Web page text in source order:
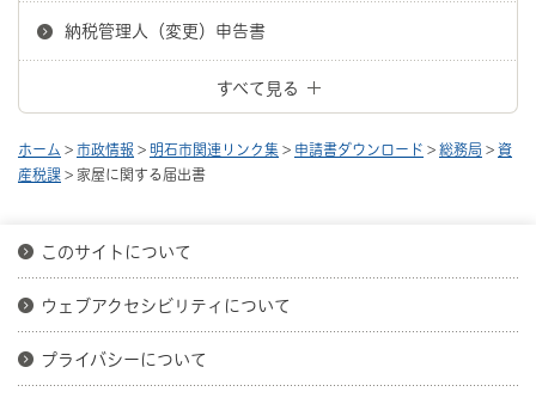
納税管理人（変更）申告書
すべて見る
ホーム > 市政情報 > 明石市関連リンク集 > 申請書ダウンロード > 総務局 > 資
産税課 > 家屋に関する届出書
このサイトについて
ウェブアクセシビリティについて
プライバシーについて